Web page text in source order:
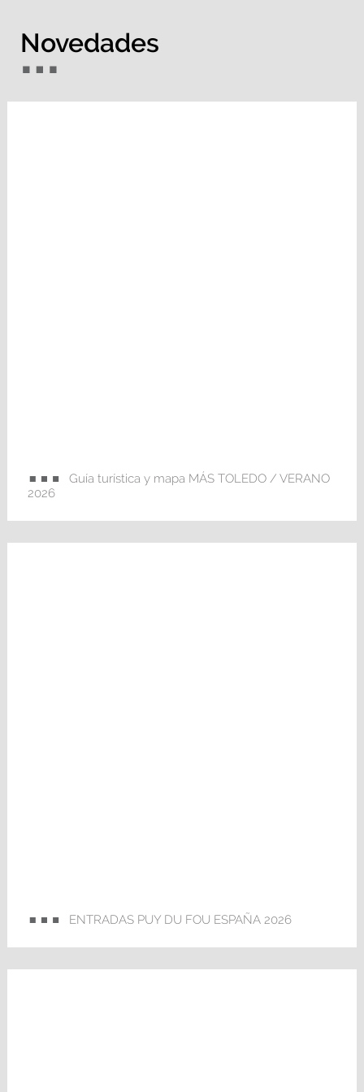
Novedades
Guía turística y mapa MÁS TOLEDO / VERANO
2026
ENTRADAS PUY DU FOU ESPAÑA 2026